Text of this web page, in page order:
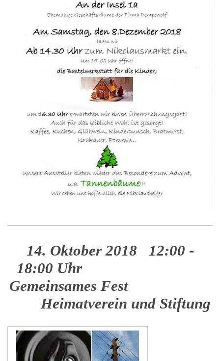
14. Oktober 2018 12:00 -
18:00 Uhr
Gemeinsames Fest
Heimatverein und Stiftung